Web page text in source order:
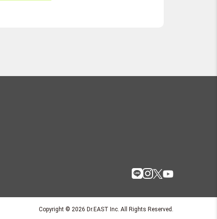
Copyright © 2026 Dr.EAST Inc. All Rights Reserved.